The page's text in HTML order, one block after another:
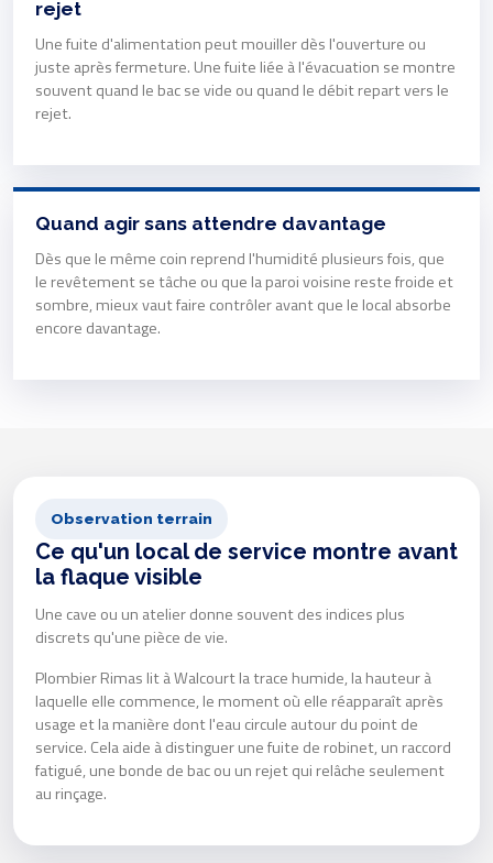
rejet
Une fuite d'alimentation peut mouiller dès l'ouverture ou
juste après fermeture. Une fuite liée à l'évacuation se montre
souvent quand le bac se vide ou quand le débit repart vers le
rejet.
Quand agir sans attendre davantage
Dès que le même coin reprend l'humidité plusieurs fois, que
le revêtement se tâche ou que la paroi voisine reste froide et
sombre, mieux vaut faire contrôler avant que le local absorbe
encore davantage.
Observation terrain
Ce qu'un local de service montre avant
la flaque visible
Une cave ou un atelier donne souvent des indices plus
discrets qu'une pièce de vie.
Plombier Rimas lit à Walcourt la trace humide, la hauteur à
laquelle elle commence, le moment où elle réapparaît après
usage et la manière dont l'eau circule autour du point de
service. Cela aide à distinguer une fuite de robinet, un raccord
fatigué, une bonde de bac ou un rejet qui relâche seulement
au rinçage.